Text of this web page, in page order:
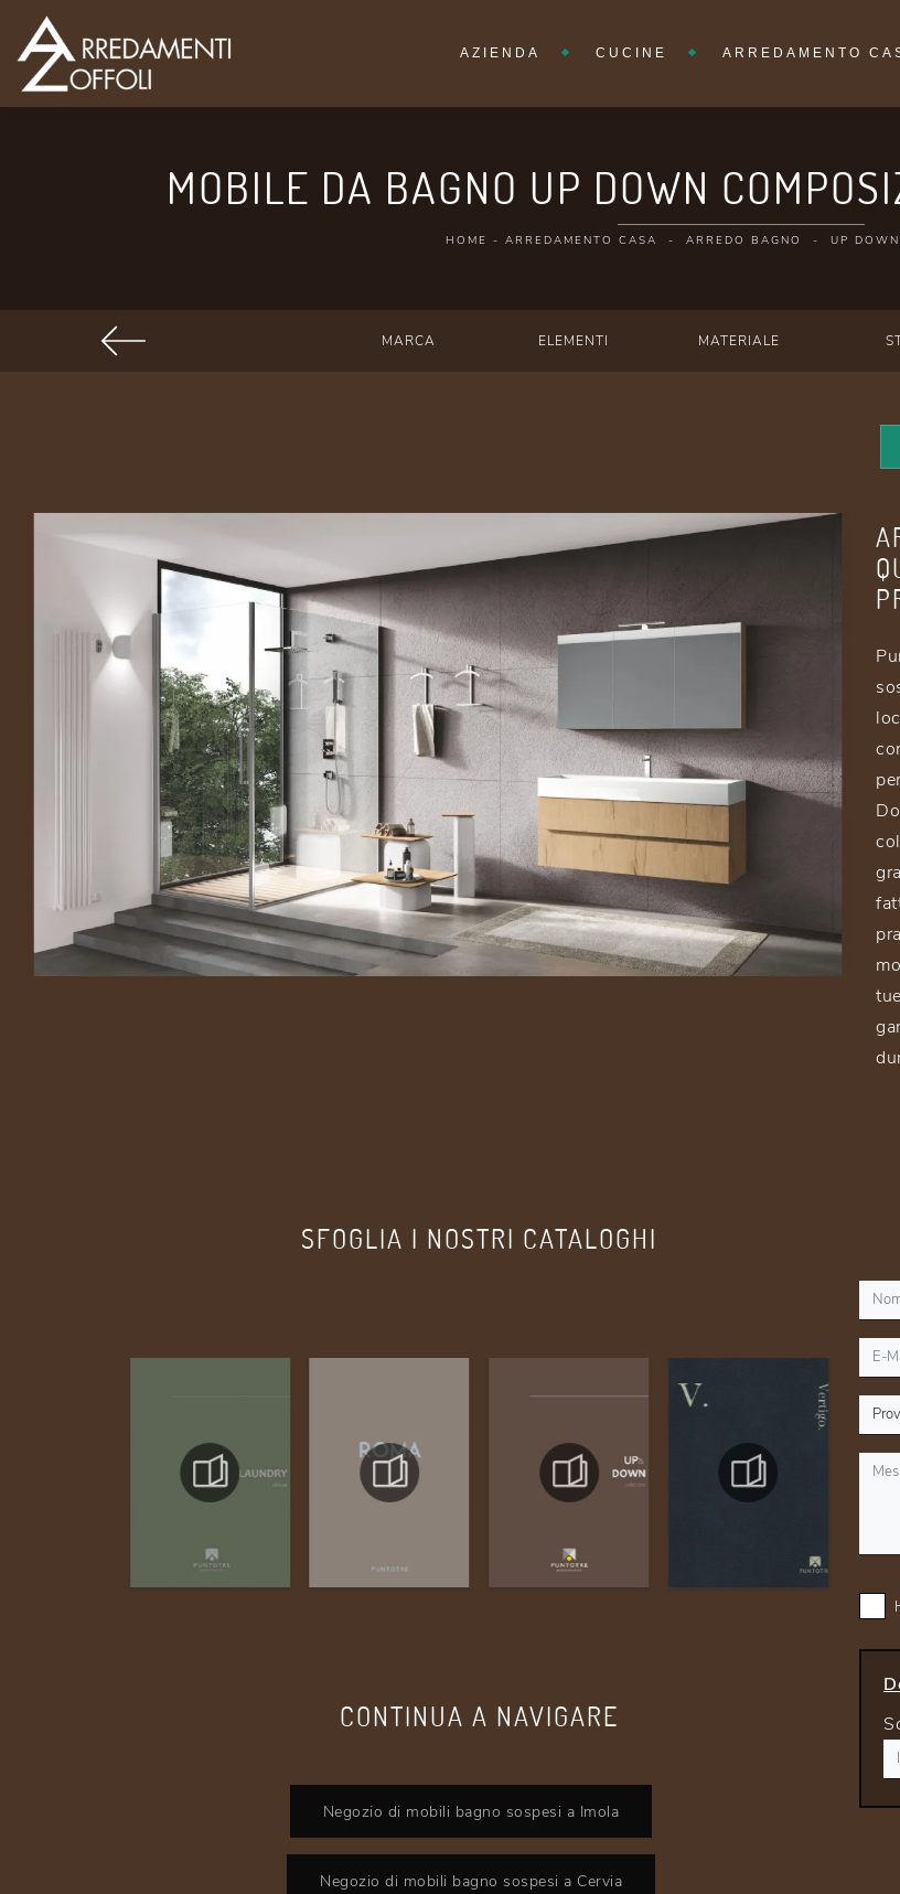
AZIENDA CUCINE ARREDAMENTO
MOBILE DA BAGNO UP DOWN
HOME - ARREDAMENTO CASA - ARREDO BAGNO - UP
MARCA ELEMENTI MATERIALE
SFOGLIA I NOSTRI CATALOGHI
CONTINUA A NAVIGARE
Negozio di mobili bagno sospesi a Imola
Negozio di mobili bagno sospesi a Cervia